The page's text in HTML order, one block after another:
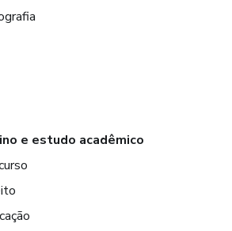
e estudo acadêmico